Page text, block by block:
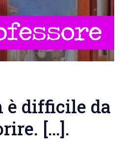
è difficile da
[…].